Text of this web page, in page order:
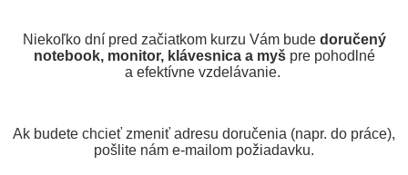
Niekoľko dní pred začiatkom kurzu Vám bude doručený
notebook, monitor, klávesnica a myšpre pohodlné
a efektívne vzdelávanie.
Ak budete chcieť zmeniť adresu doručenia (napr. do práce),
pošlite nám e-mailom požiadavku.